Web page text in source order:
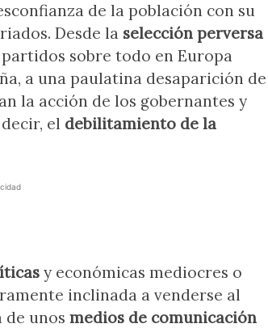
de la población con su
Desde la selección perversa
sobre todo en Europa
a una paulatina desaparición de
la acción de los gobernantes y
el debilitamiento de la
y económicas mediocres o
inclinada a venderse al
unos medios de comunicación